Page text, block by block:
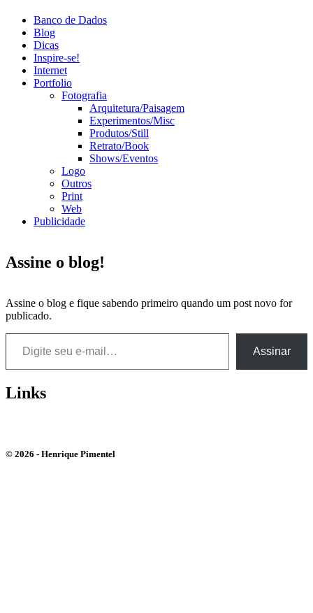
Banco de Dados
Blog
Dicas
Inspire-se!
Internet
Portfolio
Fotografia
Arquitetura/Paisagem
Experimentos/Misc
Produtos/Still
Retrato/Book
Shows/Eventos
Logo
Outros
Print
Web
Publicidade
Assine o blog!
Assine o blog e fique sabendo primeiro quando um post novo for
publicado.
Digite seu e-mail…
Assinar
Links
© 2026 - Henrique Pimentel